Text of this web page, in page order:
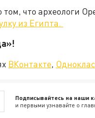
том, что археологи
из Египта.
ВКонтакте,
Подписывайтесь на наши
и первыми узнавайте о